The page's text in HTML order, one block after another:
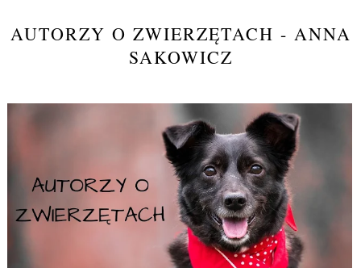
AUTORZY O ZWIERZĘTACH - ANNA
SAKOWICZ